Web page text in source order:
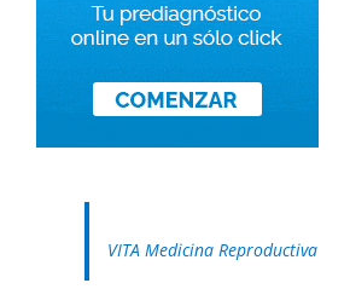
VITA Medicina Reproductiva